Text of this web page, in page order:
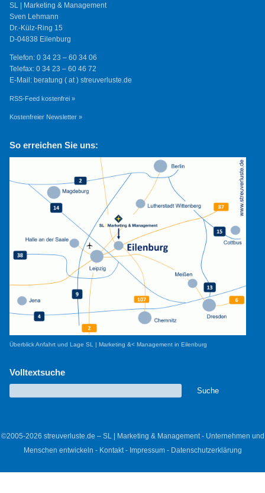
SL | Marketing & Management
Sven Lehmann
Dr.-Külz-Ring 15
D-04838 Eilenburg
Telefon: 0 34 23 – 60 34 06
Telefax: 0 34 23 – 60 46 72
E-Mail: beratung ( at ) streuverluste.de
RSS-Feed kostenfrei »
Kostenfreier Newsletter »
So erreichen Sie uns:
Überblick Anfahrt und Lage SL | Marketing &< Management in Eilenburg
Volltextsuche
©2005-2026 streuverluste.de – SL | Marketing & Management - Unternehmen und
Menschen entwickeln - Kontakt- Impressum- Datenschutzerklärung